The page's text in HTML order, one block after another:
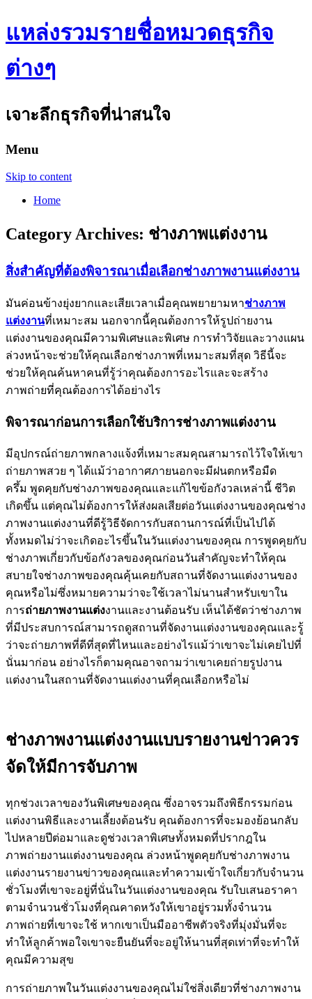
แหล่งรวมรายชื่อหมวดธุรกิจ
ต่างๆ
เจาะลึกธุรกิจที่น่าสนใจ
Menu
Skip to content
Home
Category Archives: ช่างภาพแต่งงาน
สิ่งสำคัญที่ต้องพิจารณาเมื่อเลือกช่างภาพงานแต่งงาน
มันค่อนข้างยุ่งยากและเสียเวลาเมื่อคุณพยายามหาช่างภาพ
แต่งงานที่เหมาะสม นอกจากนี้คุณต้องการให้รูปถ่ายงาน
แต่งงานของคุณมีความพิเศษและพิเศษ การทำวิจัยและวางแผน
ล่วงหน้าจะช่วยให้คุณเลือกช่างภาพที่เหมาะสมที่สุด วิธีนี้จะ
ช่วยให้คุณค้นหาคนที่รู้ว่าคุณต้องการอะไรและจะสร้าง
ภาพถ่ายที่คุณต้องการได้อย่างไร
พิจารณาก่อนการเลือกใช้บริการช่างภาพแต่งงาน
มีอุปกรณ์ถ่ายภาพกลางแจ้งที่เหมาะสมคุณสามารถไว้ใจให้เขา
ถ่ายภาพสวย ๆ ได้แม้ว่าอากาศภายนอกจะมีฝนตกหรือมืด
ครึ้ม พูดคุยกับช่างภาพของคุณและแก้ไขข้อกังวลเหล่านี้ ชีวิต
เกิดขึ้น แต่คุณไม่ต้องการให้ส่งผลเสียต่อวันแต่งงานของคุณช่าง
ภาพงานแต่งงานที่ดีรู้วิธีจัดการกับสถานการณ์ที่เป็นไปได้
ทั้งหมดไม่ว่าจะเกิดอะไรขึ้นในวันแต่งงานของคุณ การพูดคุยกับ
ช่างภาพเกี่ยวกับข้อกังวลของคุณก่อนวันสำคัญจะทำให้คุณ
สบายใจช่างภาพของคุณคุ้นเคยกับสถานที่จัดงานแต่งงานของ
คุณหรือไม่ซึ่งหมายความว่าจะใช้เวลาไม่นานสำหรับเขาใน
การถ่ายภาพงานแต่งงานและงานต้อนรับ เห็นได้ชัดว่าช่างภาพ
ที่มีประสบการณ์สามารถดูสถานที่จัดงานแต่งงานของคุณและรู้
ว่าจะถ่ายภาพที่ดีที่สุดที่ไหนและอย่างไรแม้ว่าเขาจะไม่เคยไปที่
นั่นมาก่อน อย่างไรก็ตามคุณอาจถามว่าเขาเคยถ่ายรูปงาน
แต่งงานในสถานที่จัดงานแต่งงานที่คุณเลือกหรือไม่
ช่างภาพงานแต่งงานแบบรายงานข่าวควร
จัดให้มีการจับภาพ
ทุกช่วงเวลาของวันพิเศษของคุณ ซึ่งอาจรวมถึงพิธีกรรมก่อน
แต่งงานพิธีและงานเลี้ยงต้อนรับ คุณต้องการที่จะมองย้อนกลับ
ไปหลายปีต่อมาและดูช่วงเวลาพิเศษทั้งหมดที่ปรากฎใน
ภาพถ่ายงานแต่งงานของคุณ ล่วงหน้าพูดคุยกับช่างภาพงาน
แต่งงานรายงานข่าวของคุณและทำความเข้าใจเกี่ยวกับจำนวน
ชั่วโมงที่เขาจะอยู่ที่นั่นในวันแต่งงานของคุณ รับใบเสนอราคา
ตามจำนวนชั่วโมงที่คุณคาดหวังให้เขาอยู่รวมทั้งจำนวน
ภาพถ่ายที่เขาจะใช้ หากเขาเป็นมืออาชีพตัวจริงที่มุ่งมั่นที่จะ
ทำให้ลูกค้าพอใจเขาจะยืนยันที่จะอยู่ให้นานที่สุดเท่าที่จะทำให้
คุณมีความสุข
การถ่ายภาพในวันแต่งงานของคุณไม่ใช่สิ่งเดียวที่ช่างภาพงาน